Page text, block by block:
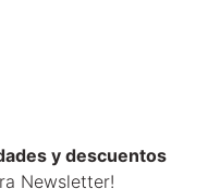
y descuentos
Newsletter!